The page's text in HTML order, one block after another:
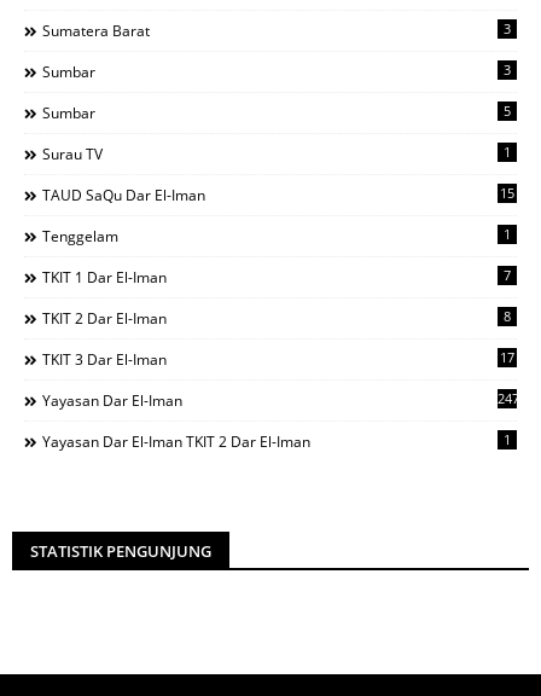
Sumatera Barat 3
Sumbar 3
Sumbar 5
Surau TV 1
TAUD SaQu Dar El-Iman 15
Tenggelam 1
TKIT 1 Dar El-Iman 7
TKIT 2 Dar El-Iman 8
TKIT 3 Dar El-Iman 17
Yayasan Dar El-Iman 247
Yayasan Dar El-Iman TKIT 2 Dar El-Iman 1
STATISTIK PENGUNJUNG